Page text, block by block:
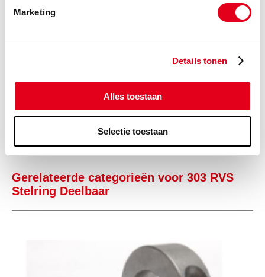
Marketing
Details tonen
Alles toestaan
Selectie toestaan
Stelring 50x78x19 deelbaar
(de verpakkingseenheid is 1
Gerelateerde categorieën voor 303 RVS
Stelring Deelbaar